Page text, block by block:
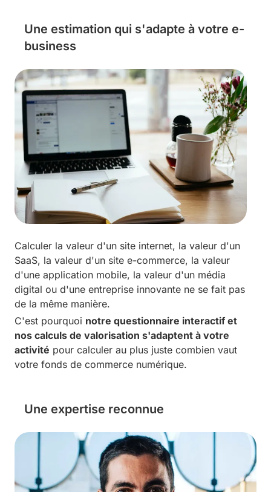
Une estimation qui s'adapte à votre e-
business
Calculer la valeur d'un site internet, la valeur d'un
SaaS, la valeur d'un site e-commerce, la valeur
d'une application mobile, la valeur d'un média
digital ou d'une entreprise innovante ne se fait pas
de la même manière.
C'est pourquoi notre questionnaire interactif et
nos calculs de valorisation s'adaptent à votre
activité pour calculer au plus juste combien vaut
votre fonds de commerce numérique.
Une expertise reconnue